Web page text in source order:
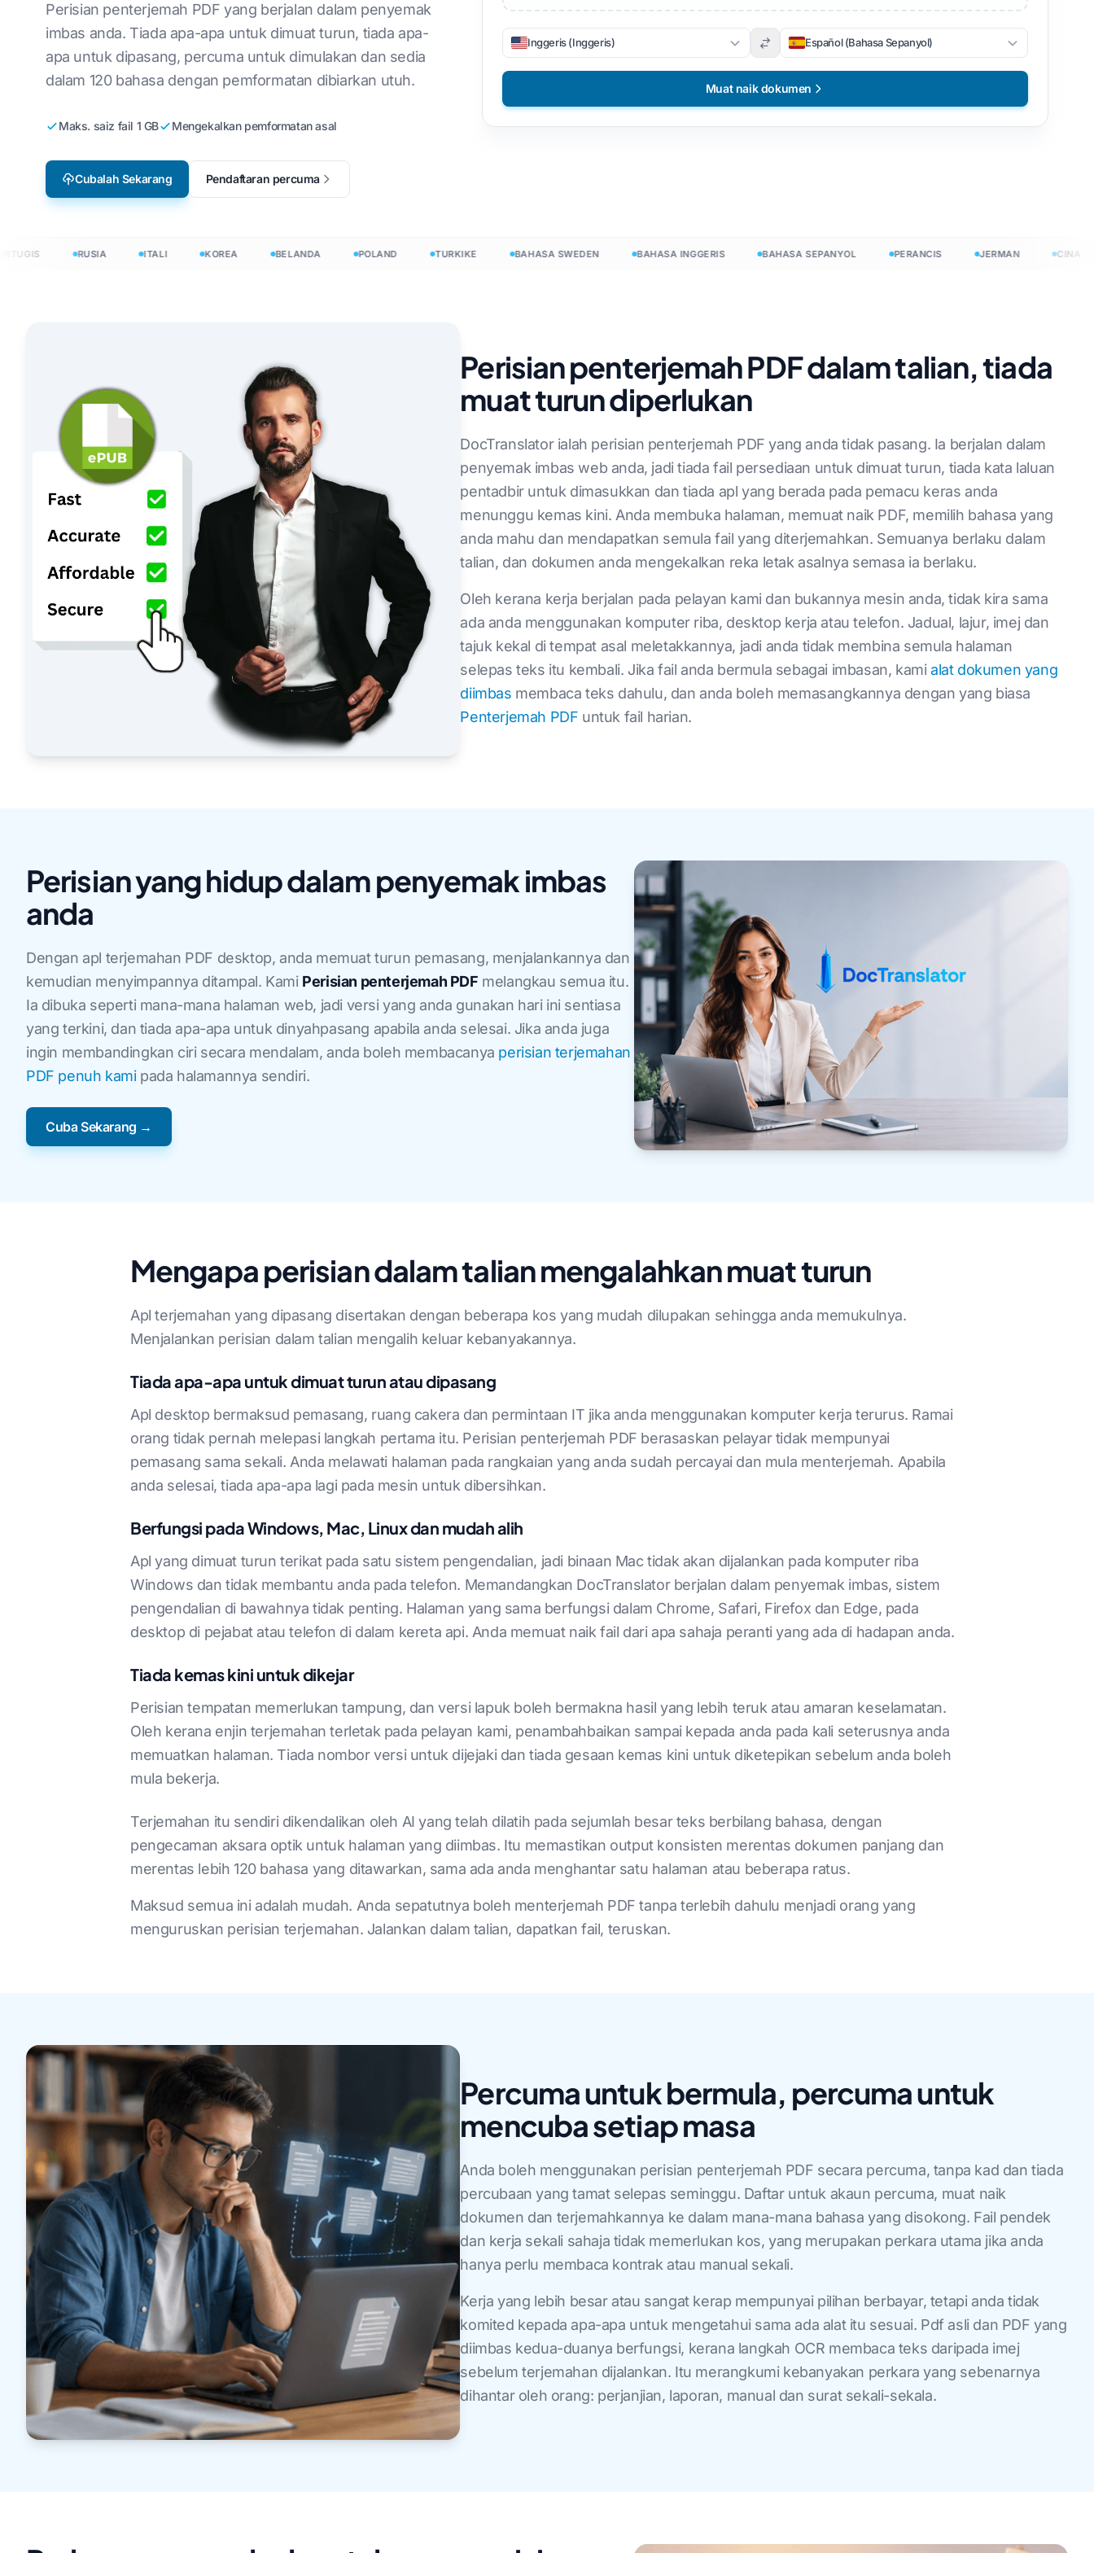
Penyetempatan Permainan
e-Pembelajaran
Terjemah Fail CSV
Terjemah JSON
Penterjemah HTML
Kiraan Perkataan InDesign
Kiraan Fail Excel
DOCX kepada TXT
EPUB kepada PDF
Inggeris ke Korea
Inggeris ke Arab
Inggeris ke Turki
Inggeris ke Indonesia
Inggeris ke Urdu
Bahasa Vietnam
Itali
Ukraine
Filipina
Bahasa Finland
Perisian penterjemah PDF yang berjalan dalam penyemak
imbas anda. Tiada apa-apa untuk dimuat turun, tiada apa-
apa untuk dipasang, percuma untuk dimulakan dan sedia
dalam 120 bahasa dengan pemformatan dibiarkan utuh.
Maks. saiz fail 1 GB Mengekalkan pemformatan asal
Cubalah Sekarang Pendaftaran percuma
Inggeris (Inggeris) Español (Bahasa Sepanyol)
Muat naik dokumen
RUSIA ITALI KOREA BELANDA POLAND TURKIKE BAHASA SWEDEN BAHASA INGGERIS BAHASA SEPANYOL PERANCIS JERMAN CINA
Perisian penterjemah PDF dalam talian, tiada
muat turun diperlukan
DocTranslator ialah perisian penterjemah PDF yang anda tidak pasang. Ia berjalan dalam
penyemak imbas web anda, jadi tiada fail persediaan untuk dimuat turun, tiada kata laluan
pentadbir untuk dimasukkan dan tiada apl yang berada pada pemacu keras anda
menunggu kemas kini. Anda membuka halaman, memuat naik PDF, memilih bahasa yang
anda mahu dan mendapatkan semula fail yang diterjemahkan. Semuanya berlaku dalam
talian, dan dokumen anda mengekalkan reka letak asalnya semasa ia berlaku.
Oleh kerana kerja berjalan pada pelayan kami dan bukannya mesin anda, tidak kira sama
ada anda menggunakan komputer riba, desktop kerja atau telefon. Jadual, lajur, imej dan
tajuk kekal di tempat asal meletakkannya, jadi anda tidak membina semula halaman
selepas teks itu kembali. Jika fail anda bermula sebagai imbasan, kamialat dokumen yang
diimbas membaca teks dahulu, dan anda boleh memasangkannya dengan yang biasa
Penterjemah PDF untuk fail harian.
Perisian yang hidup dalam penyemak imbas
anda
Dengan apl terjemahan PDF desktop, anda memuat turun pemasang, menjalankannya dan
kemudian menyimpannya ditampal. Kami Perisian penterjemah PDF melangkau semua itu.
Ia dibuka seperti mana-mana halaman web, jadi versi yang anda gunakan hari ini sentiasa
yang terkini, dan tiada apa-apa untuk dinyahpasang apabila anda selesai. Jika anda juga
ingin membandingkan ciri secara mendalam, anda boleh membacanya perisian terjemahan
PDF penuh kamipada halamannya sendiri.
Cuba Sekarang →
Mengapa perisian dalam talian mengalahkan muat turun
Apl terjemahan yang dipasang disertakan dengan beberapa kos yang mudah dilupakan sehingga anda memukulnya.
Menjalankan perisian dalam talian mengalih keluar kebanyakannya.
Tiada apa-apa untuk dimuat turun atau dipasang
Apl desktop bermaksud pemasang, ruang cakera dan permintaan IT jika anda menggunakan komputer kerja terurus. Ramai
orang tidak pernah melepasi langkah pertama itu. Perisian penterjemah PDF berasaskan pelayar tidak mempunyai
pemasang sama sekali. Anda melawati halaman pada rangkaian yang anda sudah percayai dan mula menterjemah. Apabila
anda selesai, tiada apa-apa lagi pada mesin untuk dibersihkan.
Berfungsi pada Windows, Mac, Linux dan mudah alih
Apl yang dimuat turun terikat pada satu sistem pengendalian, jadi binaan Mac tidak akan dijalankan pada komputer riba
Windows dan tidak membantu anda pada telefon. Memandangkan DocTranslator berjalan dalam penyemak imbas, sistem
pengendalian di bawahnya tidak penting. Halaman yang sama berfungsi dalam Chrome, Safari, Firefox dan Edge, pada
desktop di pejabat atau telefon di dalam kereta api. Anda memuat naik fail dari apa sahaja peranti yang ada di hadapan anda.
Tiada kemas kini untuk dikejar
Perisian tempatan memerlukan tampung, dan versi lapuk boleh bermakna hasil yang lebih teruk atau amaran keselamatan.
Oleh kerana enjin terjemahan terletak pada pelayan kami, penambahbaikan sampai kepada anda pada kali seterusnya anda
memuatkan halaman. Tiada nombor versi untuk dijejaki dan tiada gesaan kemas kini untuk diketepikan sebelum anda boleh
mula bekerja.
Terjemahan itu sendiri dikendalikan oleh AI yang telah dilatih pada sejumlah besar teks berbilang bahasa, dengan
pengecaman aksara optik untuk halaman yang diimbas. Itu memastikan output konsisten merentas dokumen panjang dan
merentas lebih 120 bahasa yang ditawarkan, sama ada anda menghantar satu halaman atau beberapa ratus.
Maksud semua ini adalah mudah. Anda sepatutnya boleh menterjemah PDF tanpa terlebih dahulu menjadi orang yang
menguruskan perisian terjemahan. Jalankan dalam talian, dapatkan fail, teruskan.
Percuma untuk bermula, percuma untuk
mencuba setiap masa
Anda boleh menggunakan perisian penterjemah PDF secara percuma, tanpa kad dan tiada
percubaan yang tamat selepas seminggu. Daftar untuk akaun percuma, muat naik
dokumen dan terjemahkannya ke dalam mana-mana bahasa yang disokong. Fail pendek
dan kerja sekali sahaja tidak memerlukan kos, yang merupakan perkara utama jika anda
hanya perlu membaca kontrak atau manual sekali.
Kerja yang lebih besar atau sangat kerap mempunyai pilihan berbayar, tetapi anda tidak
komited kepada apa-apa untuk mengetahui sama ada alat itu sesuai. Pdf asli dan PDF yang
diimbas kedua-duanya berfungsi, kerana langkah OCR membaca teks daripada imej
sebelum terjemahan dijalankan. Itu merangkumi kebanyakan perkara yang sebenarnya
dihantar oleh orang: perjanjian, laporan, manual dan surat sekali-sekala.